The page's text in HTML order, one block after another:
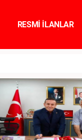
RESMİ İLANLAR